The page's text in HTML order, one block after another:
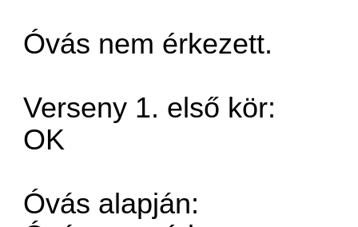
Óvás nem érkezett.
Verseny 1. első kör:
OK
Óvás alapján: